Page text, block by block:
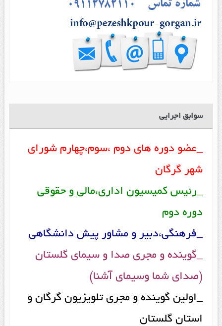
سوابق اجرایی
_عضو دوره های دوم ،سوم،چهارم شورای
شهر گرگان
_رئیس کمیسیون اداری،مالی و حقوقی
دوره دوم
_فرهنگی،دبیر و مشاور پیش دانشگاهی
_گوینده و مجری صدا و سیمای گلستان
(صدای شما وسیمای آشنا)
_اولین گوینده و مجری تلویزیون گرگان و
استان گلستان